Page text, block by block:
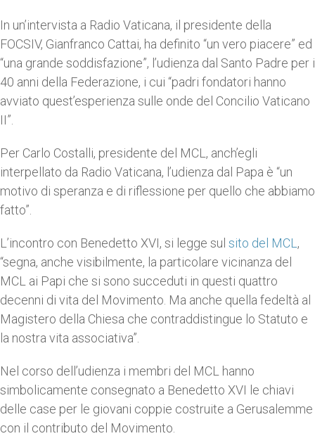
In un’intervista a Radio Vaticana, il presidente della
FOCSIV, Gianfranco Cattai, ha definito “un vero piacere” ed
“una grande soddisfazione”, l’udienza dal Santo Padre per i
40 anni della Federazione, i cui “padri fondatori hanno
avviato quest’esperienza sulle onde del Concilio Vaticano
II”.
Per Carlo Costalli, presidente del MCL, anch’egli
interpellato da Radio Vaticana, l’udienza dal Papa è “un
motivo di speranza e di riflessione per quello che abbiamo
fatto”.
L’incontro con Benedetto XVI, si legge sul sito del MCL ,
“segna, anche visibilmente, la particolare vicinanza del
MCL ai Papi che si sono succeduti in questi quattro
decenni di vita del Movimento. Ma anche quella fedeltà al
Magistero della Chiesa che contraddistingue lo Statuto e
la nostra vita associativa”.
Nel corso dell’udienza i membri del MCL hanno
simbolicamente consegnato a Benedetto XVI le chiavi
delle case per le giovani coppie costruite a Gerusalemme
con il contributo del Movimento.